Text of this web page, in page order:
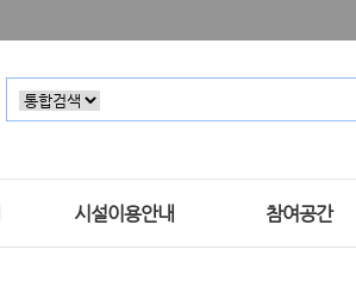
시설이용안내 참여공간